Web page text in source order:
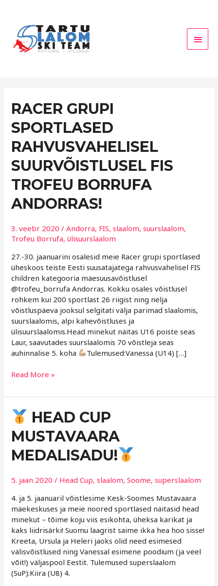
content
RACER GRUPI
SPORTLASED
RAHVUSVAHELISEL
SUURVÕISTLUSEL FIS
TROFEU BORRUFA
ANDORRAS!
3. veebr 2020/Andorra, FIS,slaalom,suurslaalom,
Trofeu Borrufa,ülisuurslaalom
27.-30. jaanuarini osalesid meie Racer grupi sportlased
üheskoos teiste Eesti suusatajatega rahvusvahelisel FIS
children kategooria mäesuusavõistlusel
@trofeu_borrufa Andorras. Kokku osales võistlusel
rohkem kui 200 sportlast 26 riigist ning nelja
võistluspäeva jooksul selgitati välja parimad slaalomis,
suurslaalomis, alpi kahevõistluses ja
ülisuurslaalomis.Head minekut näitas U16 poiste seas
Laur, saavutades suurslaalomis 70 võistleja seas
auhinnalise 5. koha
Tulemused:Vanessa (U14) […]
RACER
GRUPI
SPORTLASED
RAHVUSVAHELISEL
SUURVÕISTLUSEL
TROFEU
BORRUFA
ANDORRAS!
Read More »
HEAD CUP
MUSTAVAARA
MEDALISADU!
5. jaan 2020/ Head Cup,slaalom,Soome,superslaalom
4. ja 5. jaanuaril võistlesime Kesk-Soomes Mustavaara
mäekeskuses ja meie noored sportlased näitasid head
minekut – tõime koju viis esikohta, üheksa karikat ja
kaks liidrisärki! Suomu laagrist saime ikka hea hoo sisse!
Kreeta, Ursula ja Heleri jaoks olid need esimesed
välisvõistlused ning Vanessal esimene poodium (ja veel
võit!) väljaspool Eestit. Tulemused superslaalom
(SuP):Kiira (U8) 4.
HEAD
CUP
MEDALISADU!